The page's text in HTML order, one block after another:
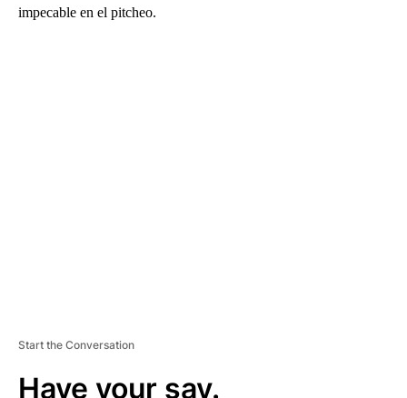
impecable en el pitcheo.
Start the Conversation
Have your say.